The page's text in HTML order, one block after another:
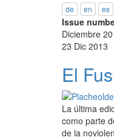
de en es
Issue
Diciembre
23 Dic 2013
El
La última
como parte
de la